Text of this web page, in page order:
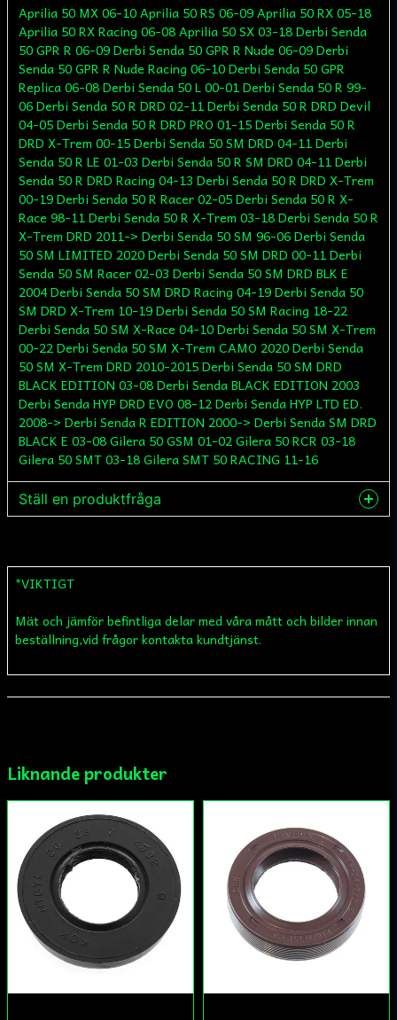
Aprilia 50 MX 06-10 Aprilia 50 RS 06-09 Aprilia 50 RX 05-18
Aprilia 50 RX Racing 06-08 Aprilia 50 SX 03-18 Derbi Senda
50 GPR R 06-09 Derbi Senda 50 GPR R Nude 06-09 Derbi
Senda 50 GPR R Nude Racing 06-10 Derbi Senda 50 GPR
Replica 06-08 Derbi Senda 50 L 00-01 Derbi Senda 50 R 99-
06 Derbi Senda 50 R DRD 02-11 Derbi Senda 50 R DRD Devil
04-05 Derbi Senda 50 R DRD PRO 01-15 Derbi Senda 50 R
DRD X-Trem 00-15 Derbi Senda 50 SM DRD 04-11 Derbi
Senda 50 R LE 01-03 Derbi Senda 50 R SM DRD 04-11 Derbi
Senda 50 R DRD Racing 04-13 Derbi Senda 50 R DRD X-Trem
00-19 Derbi Senda 50 R Racer 02-05 Derbi Senda 50 R X-
Race 98-11 Derbi Senda 50 R X-Trem 03-18 Derbi Senda 50 R
X-Trem DRD 2011-> Derbi Senda 50 SM 96-06 Derbi Senda
50 SM LIMITED 2020 Derbi Senda 50 SM DRD 00-11 Derbi
Senda 50 SM Racer 02-03 Derbi Senda 50 SM DRD BLK E
2004 Derbi Senda 50 SM DRD Racing 04-19 Derbi Senda 50
SM DRD X-Trem 10-19 Derbi Senda 50 SM Racing 18-22
Derbi Senda 50 SM X-Race 04-10 Derbi Senda 50 SM X-Trem
00-22 Derbi Senda 50 SM X-Trem CAMO 2020 Derbi Senda
50 SM X-Trem DRD 2010-2015 Derbi Senda 50 SM DRD
BLACK EDITION 03-08 Derbi Senda BLACK EDITION 2003
Derbi Senda HYP DRD EVO 08-12 Derbi Senda HYP LTD ED.
2008-> Derbi Senda R EDITION 2000-> Derbi Senda SM DRD
BLACK E 03-08 Gilera 50 GSM 01-02 Gilera 50 RCR 03-18
Gilera 50 SMT 03-18 Gilera SMT 50 RACING 11-16
Ställ en produktfråga
name
Namn
email
Ja, ni får publicera min fråga
*VIKTIGT
Mät och jämför befintliga delar med våra mått och bilder innan
beställning,vid frågor kontakta kundtjänst.
Liknande produkter